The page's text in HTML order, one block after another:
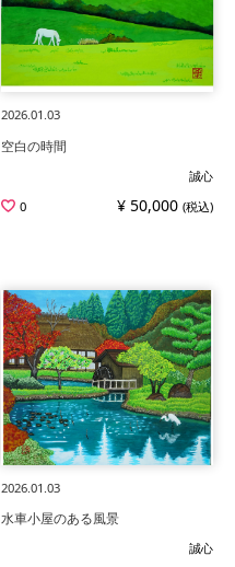
2026.01.03
空白の時間
誠心
0
¥ 50,000 (税込)
2026.01.03
水車小屋のある風景
誠心